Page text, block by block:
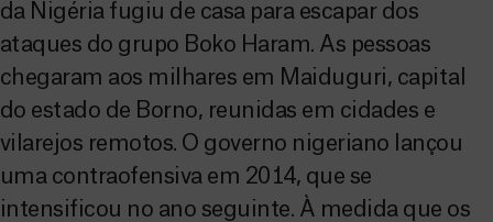
da Nigéria fugiu de casa para escapar dos
ataques do grupo Boko Haram. As pessoas
chegaram aos milhares em Maiduguri, capital
do estado de Borno, reunidas em cidades e
vilarejos remotos. O governo nigeriano lançou
uma contraofensiva em 2014, que se
intensificou no ano seguinte. À medida que os